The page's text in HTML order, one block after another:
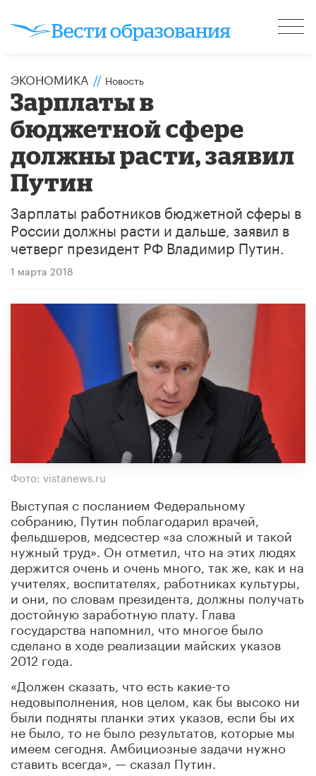
ЭКОНОМИКА // Новость
Зарплаты в
бюджетной сфере
должны расти, заявил
Путин
Зарплаты работников бюджетной сферы в
России должны расти и дальше, заявил в
четверг президент РФ Владимир Путин.
1 марта 2018
Фото: vistanews.ru
Выступая с посланием Федеральному
собранию, Путин поблагодарил врачей,
фельдшеров, медсестер «за сложный и такой
нужный труд». Он отметил, что на этих людях
держится очень и очень много, так же, как и на
учителях, воспитателях, работниках культуры,
и они, по словам президента, должны получать
достойную заработную плату. Глава
государства напомнил, что многое было
сделано в ходе реализации майских указов
2012 года.
«Должен сказать, что есть какие-то
недовыполнения, нов целом, как бы высоко ни
были подняты планки этих указов, если бы их
не было, то не было результатов, которые мы
имеем сегодня. Амбициозные задачи нужно
ставить всегда», — сказал Путин.